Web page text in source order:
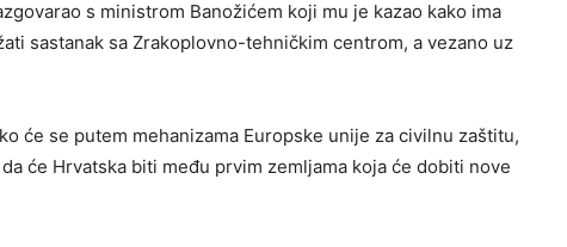
s ministrom Banožićem koji mu je kazao kako ima
sastanak sa Zrakoplovno-tehničkim centrom, a vezano uz
će se putem mehanizama Europske unije za civilnu zaštitu,
će Hrvatska biti među prvim zemljama koja će dobiti nove